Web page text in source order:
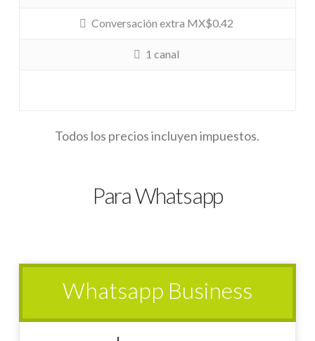
Conversación extra MX$0.42
1 canal
Todos los precios incluyen impuestos.
Para Whatsapp
Whatsapp Business